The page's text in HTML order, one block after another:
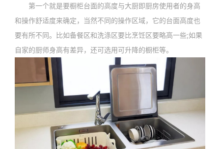
第一个就是要橱柜台面的高度与大厨即厨房使用者的身高
和操作舒适度来确定，当然不同的操作区域，它的台面高度也
要有所不同。比如备餐区和洗涤区要比烹饪区要略高一些;如果
自家的厨师身高有差异，还可选用可升降的橱柜等。